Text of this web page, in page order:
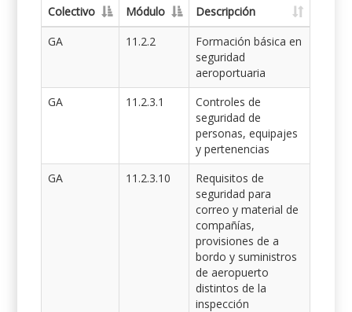
Colectivo Módulo
Descripción
GA
11.2.2
Formación básica en
seguridad
aeroportuaria
GA
11.2.3.1
Controles de
seguridad de
personas, equipajes
y pertenencias
GA
11.2.3.10
Requisitos de
seguridad para
correo y material de
compañías,
provisiones de a
bordo y suministros
de aeropuerto
distintos de la
inspección